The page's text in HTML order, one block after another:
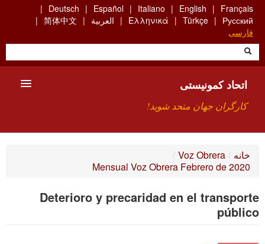
Skip
main
content
Français
English
Italiano
Español
Deutsch
Русский
Türkçe
Ελληνικά العربية
简体中文
فارسی
اتحاد کمونیستی
کارگران جهان متحد شوید!
چیست ICU
جستجو
خانه /
Voz Obrera
/
Mensual Voz Obrera Febrero de 2020
Deterioro y precaridad en el transporte
público